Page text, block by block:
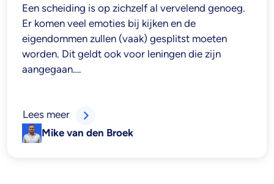
Een scheiding is op zichzelf al vervelend genoeg.
Er komen veel emoties bij kijken en de
eigendommen zullen (vaak) gesplitst moeten
worden. Dit geldt ook voor leningen die zijn
aangegaan….
Mike van den Broek
Lees meer